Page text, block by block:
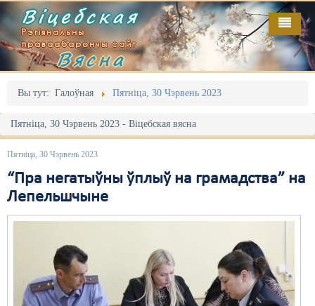
Віцебская
Рэгіянальны
праваабарончы сайт
Вясна
Вы тут: Галоўная Пятніца, 30 Чэрвень 2023
Пятніца, 30 Чэрвень 2023 - Віцебская вясна
Пятніца, 30 Чэрвень 2023
“Пра негатыўны ўплыў на грамадства” на
Лепельшчыне
Галоўная
Адміністрацыйны перасьлед
Акцыі
Выбары
Грамадзянскія ініцыятывы
Дыскрымінацыя
Затрыманьні
Выданьні
Відэа
Пра нас
RSS